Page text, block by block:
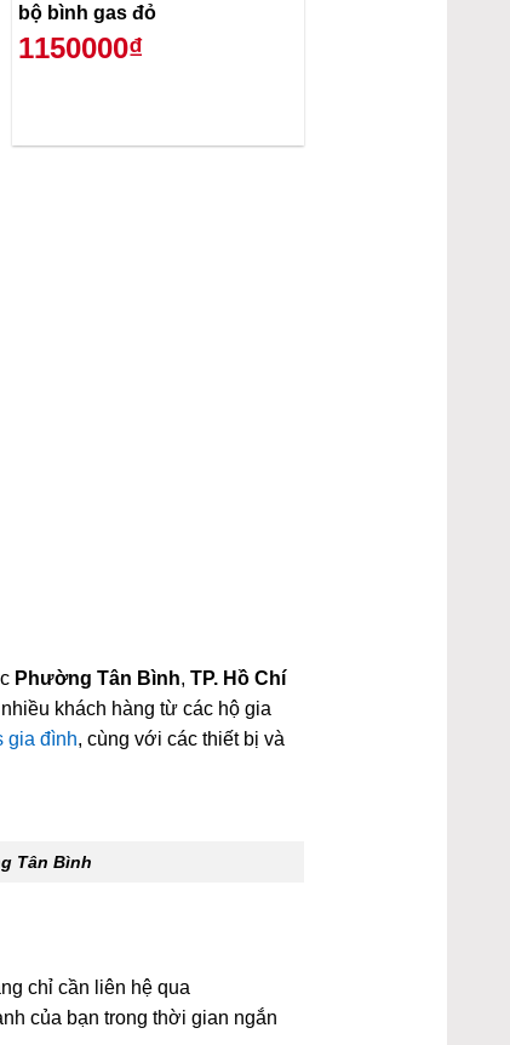
bộ bình gas đỏ
1150000₫
Phường Tân Bình,TP. Hồ Chí
khách hàng từ các hộ gia
gia đình, cùng với các thiết bị và
Tân Bình
chỉ cần liên hệ qua
của bạn trong thời gian ngắn